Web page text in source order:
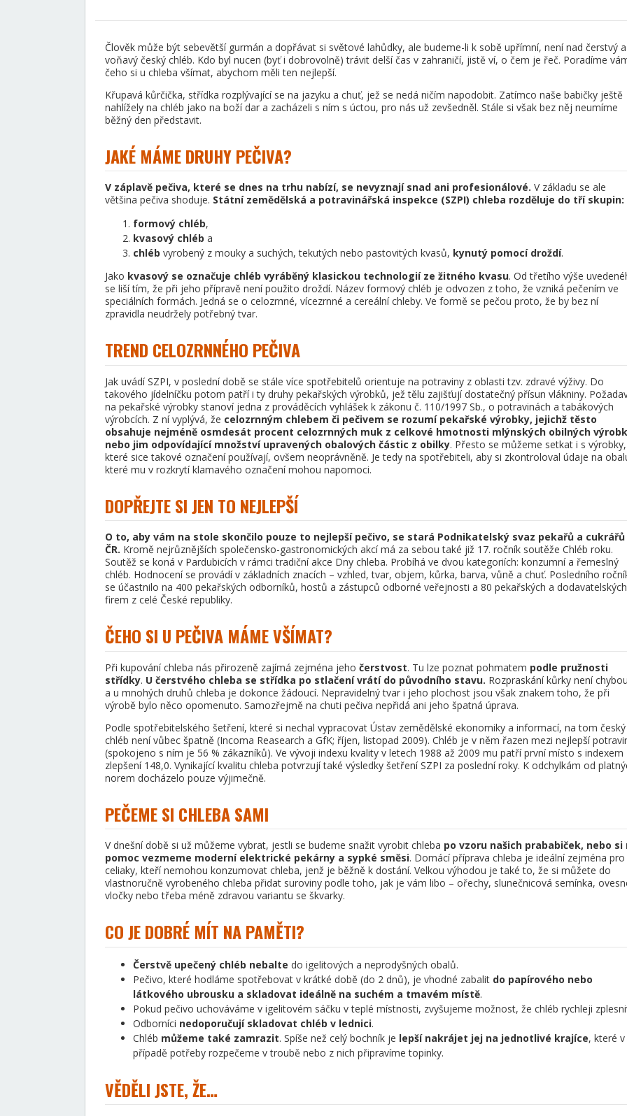
Člověk může být sebevětší gurmán a dopřávat si světové lahůdky, ale budeme-li k sobě upřímní, není nad čerstvý a
voňavý český chléb. Kdo byl nucen (byť i dobrovolně) trávit delší čas v zahraničí, jistě ví, o čem je řeč. Poradíme
čeho si u chleba všímat, abychom měli ten nejlepší.
Křupavá kůrčička, střídka rozplývající se na jazyku a chuť, jež se nedá ničím napodobit. Zatímco naše babičky ještě
nahlížely na chléb jako na boží dar a zacházeli s ním s úctou, pro nás už zevšedněl. Stále si však bez něj neumíme
běžný den představit.
JAKÉ MÁME DRUHY PEČIVA?
V záplavě pečiva, které se dnes na trhu nabízí, se nevyznají snad ani profesionálové. V základu se ale
většina pečiva shoduje. Státní zemědělská a potravinářská inspekce (SZPI) chleba rozděluje do tří skupin:
formový chléb,
kvasový chléb a
chléb vyrobený z mouky a suchých, tekutých nebo pastovitých kvasů, kynutý pomocí droždí.
Jako kvasový se označuje chléb vyráběný klasickou technologií ze žitného kvasu. Od třetího výše
se liší tím, že při jeho přípravě není použito droždí. Název formový chléb je odvozen z toho, že vzniká pečením ve
speciálních formách. Jedná se o celozrnné, vícezrnné a cereální chleby. Ve formě se pečou proto, že by bez ní
zpravidla neudržely potřebný tvar.
TREND CELOZRNNÉHO PEČIVA
Jak uvádí SZPI, v poslední době se stále více spotřebitelů orientuje na potraviny z oblasti tzv. zdravé výživy. Do
takového jídelníčku potom patří i ty druhy pekařských výrobků, jež tělu zajišťují dostatečný přísun vlákniny.
na pekařské výrobky stanoví jedna z prováděcích vyhlášek k zákonu č. 110/1997 Sb., o potravinách a tabákových
výrobcích. Z ní vyplývá, že celozrnným chlebem či pečivem se rozumí pekařské výrobky, jejichž těsto
obsahuje nejméně osmdesát procent celozrnných muk z celkové hmotnosti mlýnských obilných
nebo jim odpovídající množství upravených obalových částic z obilky. Přesto se můžeme setkat i s výrobky,
které sice takové označení používají, ovšem neoprávněně. Je tedy na spotřebiteli, aby si zkontroloval údaje na
které mu v rozkrytí klamavého označení mohou napomoci.
DOPŘEJTE SI JEN TO NEJLEPŠÍ
O to, aby vám na stole skončilo pouze to nejlepší pečivo, se stará Podnikatelský svaz pekařů a cukrářů
ČR. Kromě nejrůznějších společensko-gastronomických akcí má za sebou také již 17. ročník soutěže Chléb roku.
Soutěž se koná v Pardubicích v rámci tradiční akce Dny chleba. Probíhá ve dvou kategoriích: konzumní a řemeslný
chléb. Hodnocení se provádí v základních znacích – vzhled, tvar, objem, kůrka, barva, vůně a chuť. Posledního
se účastnilo na 400 pekařských odborníků, hostů a zástupců odborné veřejnosti a 80 pekařských a dodavatelských
firem z celé České republiky.
ČEHO SI U PEČIVA MÁME VŠÍMAT?
Při kupování chleba nás přirozeně zajímá zejména jeho čerstvost. Tu lze poznat pohmatem podle pružnosti
střídky. U čerstvého chleba se střídka po stlačení vrátí do původního stavu. Rozpraskání kůrky není
a u mnohých druhů chleba je dokonce žádoucí. Nepravidelný tvar i jeho plochost jsou však znakem toho, že při
výrobě bylo něco opomenuto. Samozřejmě na chuti pečiva nepřidá ani jeho špatná úprava.
Podle spotřebitelského šetření, které si nechal vypracovat Ústav zemědělské ekonomiky a informací, na tom český
chléb není vůbec špatně (Incoma Reasearch a GfK; říjen, listopad 2009). Chléb je v něm řazen mezi nejlepší
(spokojeno s ním je 56 % zákazníků). Ve vývoji indexu kvality v letech 1988 až 2009 mu patří první místo s indexem
zlepšení 148,0. Vynikající kvalitu chleba potvrzují také výsledky šetření SZPI za poslední roky. K odchylkám od
norem docházelo pouze výjimečně.
PEČEME SI CHLEBA SAMI
V dnešní době si už můžeme vybrat, jestli se budeme snažit vyrobit chleba po vzoru našich prababiček, nebo si
pomoc vezmeme moderní elektrické pekárny a sypké směsi. Domácí příprava chleba je ideální zejména pro
celiaky, kteří nemohou konzumovat chleba, jenž je běžně k dostání. Velkou výhodou je také to, že si můžete do
vlastnoručně vyrobeného chleba přidat suroviny podle toho, jak je vám libo – ořechy, slunečnicová semínka,
vločky nebo třeba méně zdravou variantu se škvarky.
CO JE DOBRÉ MÍT NA PAMĚTI?
Čerstvě upečený chléb nebalte do igelitových a neprodyšných obalů.
Pečivo, které hodláme spotřebovat v krátké době (do 2 dnů), je vhodné zabalit do papírového nebo
látkového ubrousku a skladovat ideálně na suchém a tmavém místě.
Pokud pečivo uchováváme v igelitovém sáčku v teplé místnosti, zvyšujeme možnost, že chléb rychleji
Odborníci nedoporučují skladovat chléb v lednici.
Chléb můžeme také zamrazit. Spíše než celý bochník je lepší nakrájet jej na jednotlivé krajíce, které v
případě potřeby rozpečeme v troubě nebo z nich připravíme topinky.
VĚDĚLI JSTE, ŽE…